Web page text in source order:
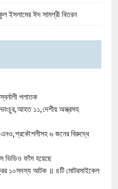
ইসলামের ঈদ সামগ্রী বিতরন
পলাতক
ভাংচুর,আহত ১১,দেশীয় অস্ত্রসহ
৬ জনের বিরুদ্ধে
ভিডিও ফাঁস হয়েছে
১০সদস্য আটক ॥ ৪টি মোটরসাইকেল